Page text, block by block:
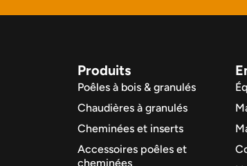
Produits
Poêles à bois & granulés
Chaudières à granulés
Cheminées et inserts
Accessoires poêles et
cheminées